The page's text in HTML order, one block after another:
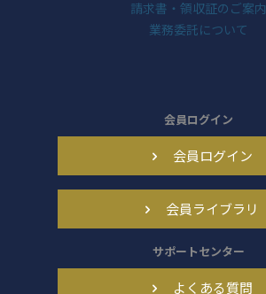
請求書・領収証のご案内
業務委託について
会員ログイン
会員ログイン
会員ライブラリ
サポートセンター
よくある質問